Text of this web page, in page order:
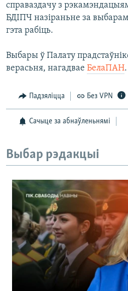
справаздачу з
БДІПЧ назіраньне за
гэта рабіць.
Выбары ў Палату
верасьня, нагадвае БелаПАН.
Падзяліцца Без VPN
Сачыце за абнаўленьнямі
Выбар рэдакцыі